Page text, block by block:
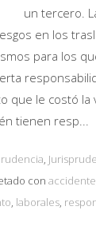
un tercero.
en los
para los
que le costó la
tienen resp...
,
con accidente
, laborales,